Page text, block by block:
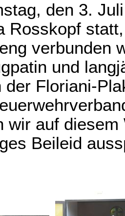
den 3.
Rosskopf
verbunden
und
der Floriani-
wir auf
Beileid